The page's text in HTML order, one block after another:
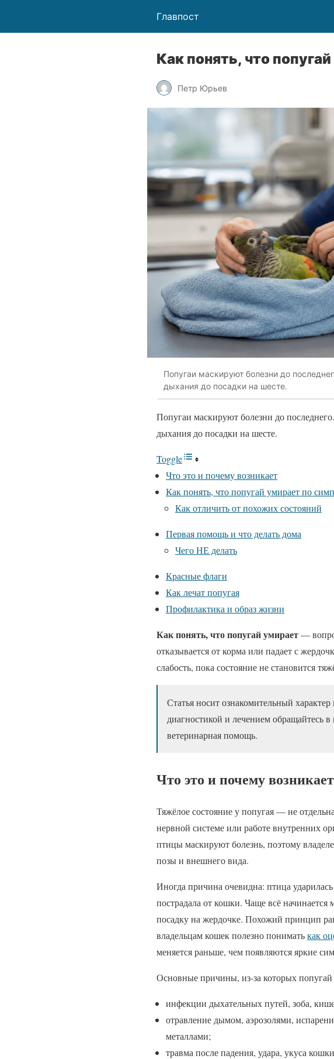
Главпост
Как понять, что
Петр Юрьев
Попугаи маскируют болезни до
дыхания до посадки на шесте.
Попугаи маскируют болезни до
дыхания до посадки на шесте.
Toggle
Что это и почему возникает
Как понять, что попугай умирает по
Как отличить от похожих состояний
Первая помощь и что делать дома
Чего НЕ делать
Красные флаги
Как лечат попугая
Профилактика и образ жизни
Как понять, что попугай умирает—
отказывается от корма или падает с
слабость, пока состояние не становится
Статья носит ознакомительный
диагностикой и лечением обращайтесь
ветеринарная помощь.
Что это и почему возникает
Тяжёлое состояние у попугая — не
нервной системе или работе внутренних
птицы маскируют болезнь, поэтому
позы и внешнего вида.
Иногда причина очевидна: птица
пострадала от кошки. Чаще всё
посадку на жердочке. Похожий принцип
владельцам кошек полезно пониматькак
меняется раньше, чем появляются яркие
Основные причины, из-за которых попугай
инфекции дыхательных путей, зоба,
отравление дымом, аэрозолями,
металлами;
травма после падения, удара, укуса